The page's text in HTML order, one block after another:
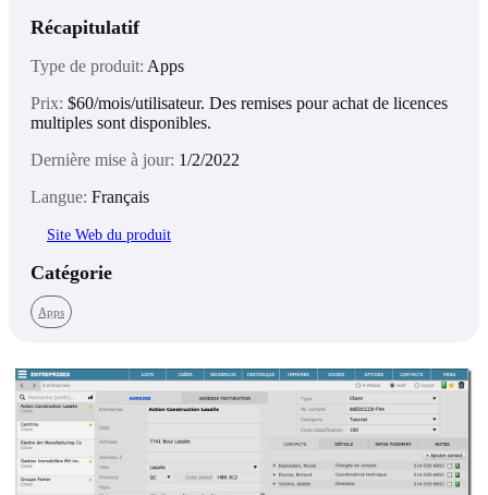
Récapitulatif
Type de produit: Apps
Prix: $60/mois/utilisateur. Des remises pour achat de licences
multiples sont disponibles.
Dernière mise à jour: 1/2/2022
Langue: Français
Site Web du produit
Catégorie
Apps